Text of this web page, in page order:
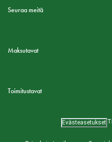
Seuraa meitä
Maksutavat
Toimitustavat
Evästeasetukset